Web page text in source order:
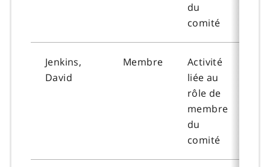
du
comité
Jenkins,
David
Membre
Activité
liée au
rôle de
membre
du
comité